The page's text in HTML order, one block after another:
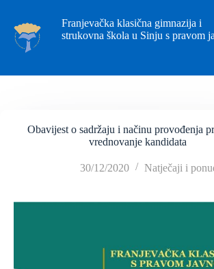
Franjevačka klasična gimnazija i
strukovna škola u Sinju s pravom
Obavijest o sadržaju i načinu provođenja
vrednovanje kandidata
30/12/2020 Natječaji i